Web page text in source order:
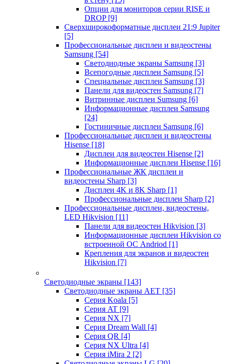
Опции для мониторов серии RISE и
DROP [9]
Сверхширокоформатные дисплеи 21:9 Jupiter
[5]
Профессиональные дисплеи и видеостены
Samsung [54]
Светодиодные экраны Samsung [3]
Всепогодные дисплеи Samsung [5]
Специальные дисплеи Samsung [3]
Панели для видеостен Samsung [7]
Витринные дисплеи Sumsung [6]
Информационные дисплеи Samsung
[24]
Гостиничные дисплеи Samsung [6]
Профессиональные дисплеи и видеостены
Hisense [18]
Дисплеи для видеостен Hisense [2]
Информационные дисплеи Hisense [16]
Профессиональные ЖК дисплеи и
видеостены Sharp [3]
Дисплеи 4K и 8K Sharp [1]
Профессиональные дисплеи Sharp [2]
Профессиональные дисплеи, видеостены,
LED Hikvision [11]
Панели для видеостен Hikvision [3]
Информационные дисплеи Hikvision со
встроенной ОС Andriod [1]
Крепления для экранов и видеостен
Hikvision [7]
Светодиодные экраны [143]
Светодиодные экраны AET [35]
Cерия Koala [5]
Серия AT [9]
Серия NX [7]
Серия Dream Wall [4]
Серия QR [4]
Серия NX Ultra [4]
Серия iMira 2 [2]